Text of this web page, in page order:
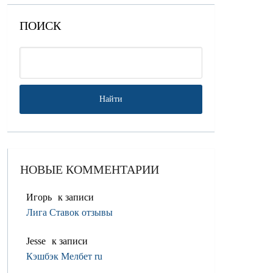
ПОИСК
НОВЫЕ КОММЕНТАРИИ
Игорь к записи
Лига Ставок отзывы
Jesse к записи
Кэшбэк Мелбет ru